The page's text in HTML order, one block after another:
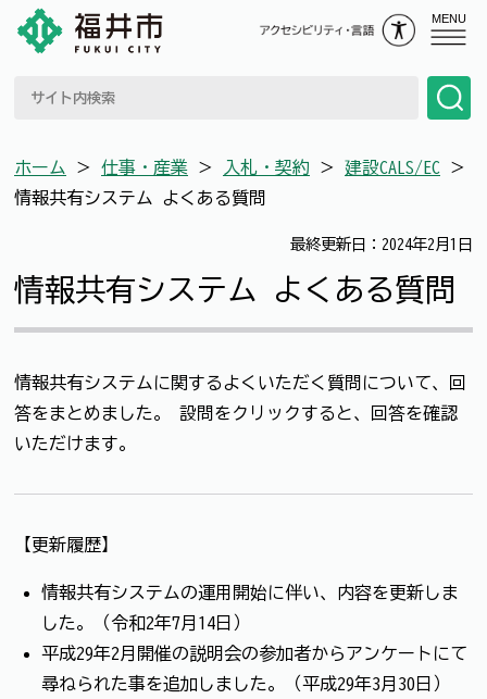
MENU
ホーム ＞ 仕事・産業 ＞ 入札・契約 ＞ 建設CALS/EC ＞
情報共有システム よくある質問
最終更新日：2024年2月1日
情報共有システム よくある質問
情報共有システムに関するよくいただく質問について、回
答をまとめました。 設問をクリックすると、回答を確認
いただけます。
【更新履歴】
情報共有システムの運用開始に伴い、内容を更新しま
した。（令和2年7月14日）
平成29年2月開催の説明会の参加者からアンケートにて
尋ねられた事を追加しました。（平成29年3月30日）